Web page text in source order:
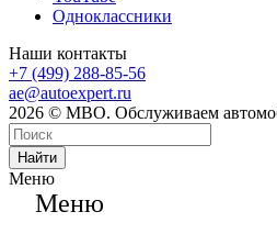
Одноклассники
Наши контакты
+7 (499) 288-85-56
ae@autoexpert.ru
2026 © МВО. Обслуживаем
Найти
Меню
Меню